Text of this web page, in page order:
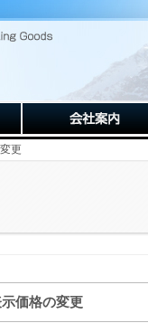
更
価格の変更